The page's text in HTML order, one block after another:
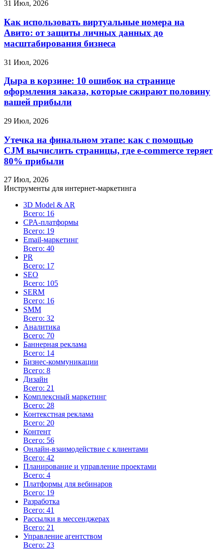
31 Июл, 2026
Как использовать виртуальные номера на
Авито: от защиты личных данных до
масштабирования бизнеса
31 Июл, 2026
Дыра в корзине: 10 ошибок на странице
оформления заказа, которые сжирают половину
вашей прибыли
29 Июл, 2026
Утечка на финальном этапе: как с помощью
CJM вычислить страницы, где e-commerce теряет
80% прибыли
27 Июл, 2026
Инструменты для интернет-маркетинга
3D Model & AR
Всего: 16
CPA-платформы
Всего: 19
Email-маркетинг
Всего: 40
PR
Всего: 17
SEO
Всего: 105
SERM
Всего: 16
SMM
Всего: 32
Аналитика
Всего: 70
Баннерная реклама
Всего: 14
Бизнес-коммуникации
Всего: 8
Дизайн
Всего: 21
Комплексный маркетинг
Всего: 28
Контекстная реклама
Всего: 20
Контент
Всего: 56
Онлайн-взаимодействие с клиентами
Всего: 42
Планирование и управление проектами
Всего: 4
Платформы для вебинаров
Всего: 19
Разработка
Всего: 41
Рассылки в мессенджерах
Всего: 21
Управление агентством
Всего: 23